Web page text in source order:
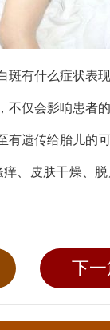
斑有什么症状表现
仅会影响患者
遗传给胎儿的
、皮肤干燥、
下一